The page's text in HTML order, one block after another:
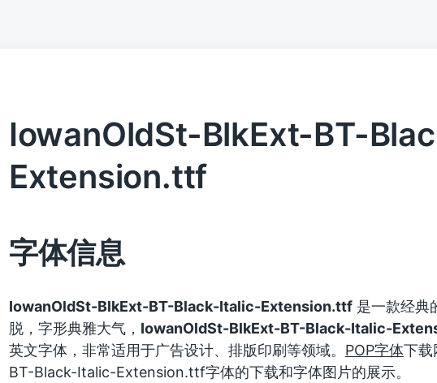
IowanOldSt-BlkExt-BT-
Extension.ttf
字体信息
IowanOldSt-BlkExt-BT-Black-Italic-Extension.ttf是一款经典
脱，字形典雅大气， IowanOldSt-BlkExt-BT-Black-Italic-
英文字体，非常适用于广告设计、排版印刷等领域。 POP字体下
BT-Black-Italic-Extension.ttf字体的下载和字体图片的展示。